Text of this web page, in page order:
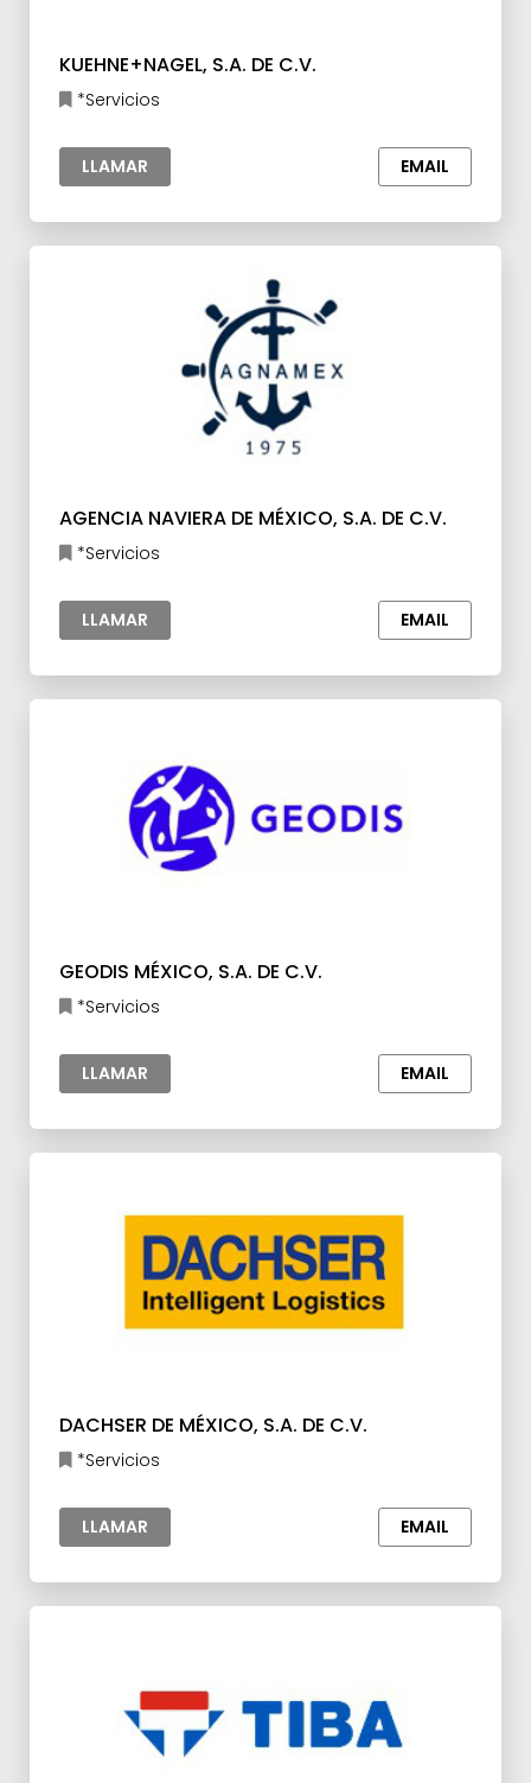
KUEHNE+NAGEL, S.A. DE C.V.
*Servicios
LLAMAR EMAIL
AGENCIA NAVIERA DE MÉXICO, S.A. DE C.V.
*Servicios
LLAMAR EMAIL
GEODIS MÉXICO, S.A. DE C.V.
*Servicios
LLAMAR EMAIL
DACHSER DE MÉXICO, S.A. DE C.V.
*Servicios
LLAMAR EMAIL